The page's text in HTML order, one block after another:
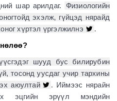
шар арилдаг.
Физиологийн
эхэлж, гүйцэд нярайд
хүртэл үргэлжилнэ
.
шууд бус билирубин
тосонд уусдаг учир тархины
аюултай
. Иймээс нярайн
эцгийн эрүүл мэндийн